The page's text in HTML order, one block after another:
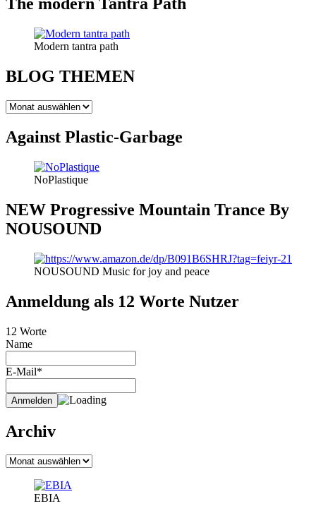
The modern Tantra Path
Modern tantra path
BLOG THEMEN
BLOG
Against Plastic-Garbage
NoPlastique
NEW Progressive Mountain Trance By
NOUSOUND
NOUSOUND Music for joy and peace
Anmeldung als 12 Worte Nutzer
12 Worte
Name
E-Mail*
Archiv
Archiv
EBIA